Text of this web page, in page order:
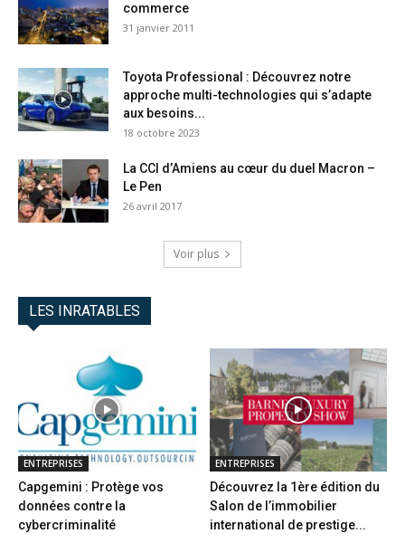
commerce
31 janvier 2011
Toyota Professional : Découvrez notre
approche multi-technologies qui s’adapte
aux besoins...
18 octobre 2023
La CCI d’Amiens au cœur du duel Macron –
Le Pen
26 avril 2017
Voir plus
LES INRATABLES
ENTREPRISES
Capgemini : Protège vos
données contre la
cybercriminalité
ENTREPRISES
Découvrez la 1ère édition du
Salon de l’immobilier
international de prestige...